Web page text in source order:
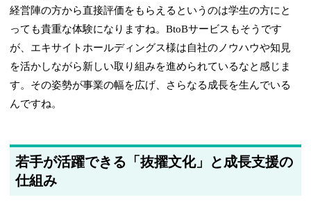
経営陣の方から直接評価をもらえるというのは学生の方にと
っても貴重な体験になりますね。BtoBサービスもそうです
が、エキサイトホールディングス様は自社のノウハウや知見
を活かしながら新しい取り組みを進められているなと感じま
す。その姿勢が事業の幅を広げ、さらなる成長を生んでいる
んですね。
若手が活躍できる「抜擢文化」と成長支援の
仕組み